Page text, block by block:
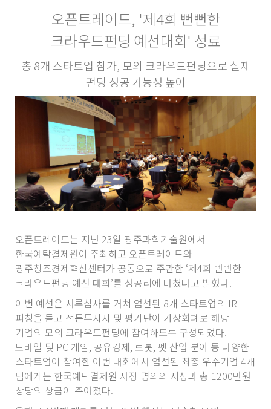
오픈트레이드, '제4회 뻔뻔한
크라우드펀딩 예선대회' 성료
총 8개 스타트업 참가, 모의 크라우드펀딩으로 실제
펀딩 성공 가능성 높여
오픈트레이드는 지난 23일 광주과학기술원에서
한국예탁결제원이 주최하고 오픈트레이드와
광주창조경제혁신센터가 공동으로 주관한 ‘제4회 뻔뻔한
크라우드펀딩 예선 대회’를 성공리에 마쳤다고 밝혔다.
이번 예선은 서류심사를 거쳐 엄선된 8개 스타트업의 IR
피칭을 듣고 전문투자자 및 평가단이 가상화폐로 해당
기업의 모의 크라우드펀딩에 참여하도록 구성되었다.
모바일 및 PC 게임, 공유경제, 로봇, 펫 산업 분야 등 다양한
스타트업이 참여한 이번 대회에서 엄선된 최종 우수기업 4개
팀에게는 한국예탁결제원 사장 명의의 시상과 총 1200만원
상당의 상금이 주어졌다.